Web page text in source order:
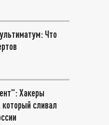
Что
Хакеры
сливал